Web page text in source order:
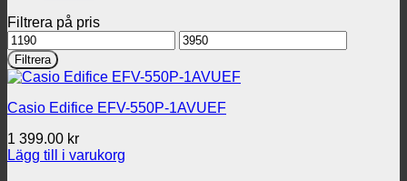
Filtrera på pris
Min
pris
Max
pris
Filtrera
Casio Edifice EFV-550P-1AVUEF
1 399.00 kr
Lägg till i varukorg